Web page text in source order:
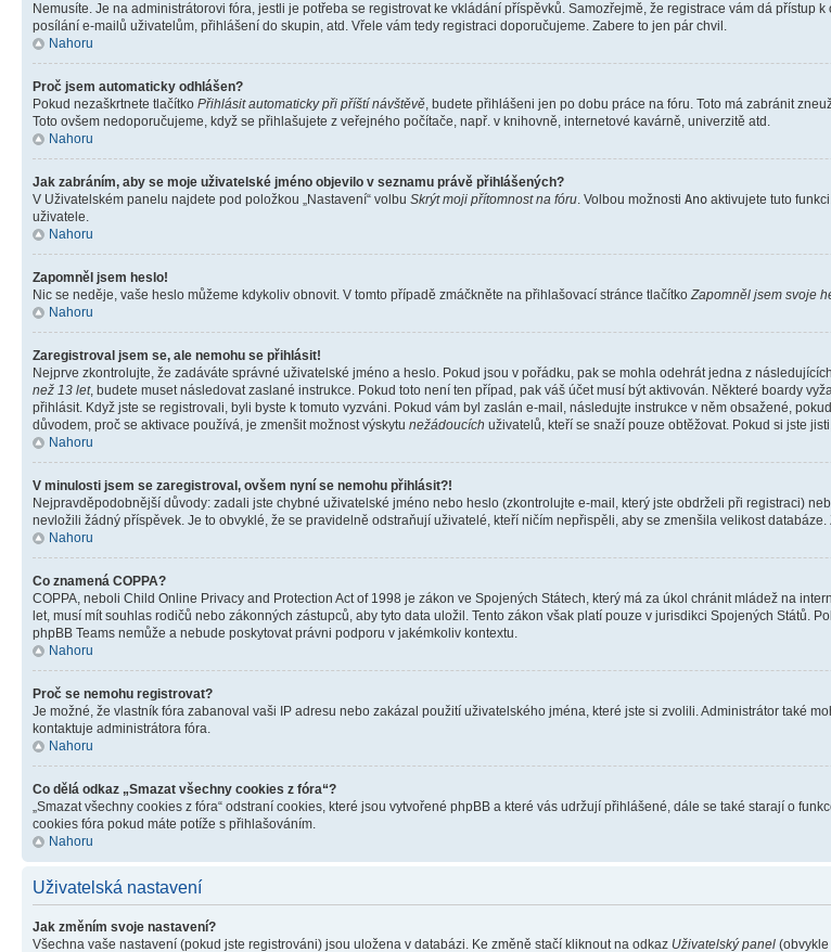
Nemusíte. Je na administrátorovi fóra, jestli je potřeba se registrovat ke vkládání příspěvků. Samozřejmě, že registrace vám dá
posílání e-mailů uživatelům, přihlášení do skupin, atd. Vřele vám tedy registraci doporučujeme. Zabere to jen pár chvil.
Nahoru
Proč jsem automaticky odhlášen?
Pokud nezaškrtnete tlačítko Přihlásit automaticky při příští návštěvě, budete přihlášeni jen po dobu práce na fóru. Toto má zabránit
Toto ovšem nedoporučujeme, když se přihlašujete z veřejného počítače, např. v knihovně, internetové kavárně, univerzitě atd.
Nahoru
Jak zabráním, aby se moje uživatelské jméno objevilo v seznamu právě přihlášených?
V Uživatelském panelu najdete pod položkou „Nastavení“ volbu Skrýt moji přítomnost na fóru. Volbou možnosti Ano aktivujete tuto
uživatele.
Nahoru
Zapomněl jsem heslo!
Nic se neděje, vaše heslo můžeme kdykoliv obnovit. V tomto případě zmáčkněte na přihlašovací stránce tlačítkoZapomněl jsem svoje
Nahoru
Zaregistroval jsem se, ale nemohu se přihlásit!
Nejprve zkontrolujte, že zadáváte správné uživatelské jméno a heslo. Pokud jsou v pořádku, pak se mohla odehrát jedna z
než 13 let, budete muset následovat zaslané instrukce. Pokud toto není ten případ, pak váš účet musí být aktivován. Některé boardy
přihlásit. Když jste se registrovali, byli byste k tomuto vyzváni. Pokud vám byl zaslán e-mail, následujte instrukce v něm obsažené,
důvodem, proč se aktivace používá, je zmenšit možnost výskytu nežádoucích uživatelů, kteří se snaží pouze obtěžovat. Pokud si jste
Nahoru
V minulosti jsem se zaregistroval, ovšem nyní se nemohu přihlásit?!
Nejpravděpodobnější důvody: zadali jste chybné uživatelské jméno nebo heslo (zkontrolujte e-mail, který jste obdrželi při registraci)
nevložili žádný příspěvek. Je to obvyklé, že se pravidelně odstraňují uživatelé, kteří ničím nepřispěli, aby se zmenšila velikost
Nahoru
Co znamená COPPA?
COPPA, neboli Child Online Privacy and Protection Act of 1998 je zákon ve Spojených Státech, který má za úkol chránit mládež na
let, musí mít souhlas rodičů nebo zákonných zástupců, aby tyto data uložil. Tento zákon však platí pouze v jurisdikci Spojených Států.
phpBB Teams nemůže a nebude poskytovat právni podporu v jakémkoliv kontextu.
Nahoru
Proč se nemohu registrovat?
Je možné, že vlastník fóra zabanoval vaši IP adresu nebo zakázal použití uživatelského jména, které jste si zvolili. Administrátor také
kontaktuje administrátora fóra.
Nahoru
Co dělá odkaz „Smazat všechny cookies z fóra“?
„Smazat všechny cookies z fóra“ odstraní cookies, které jsou vytvořené phpBB a které vás udržují přihlášené, dále se také starají o
cookies fóra pokud máte potíže s přihlašováním.
Nahoru
Uživatelská nastavení
Jak změním svoje nastavení?
Všechna vaše nastavení (pokud jste registrováni) jsou uložena v databázi. Ke změně stačí kliknout na odkaz Uživatelský panel